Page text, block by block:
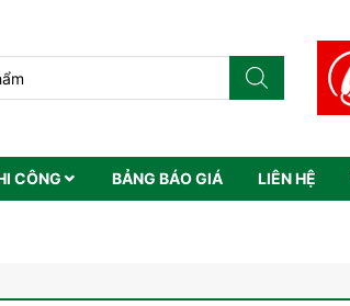
CÔNG BẢNG BÁO GIÁ LIÊN HỆ